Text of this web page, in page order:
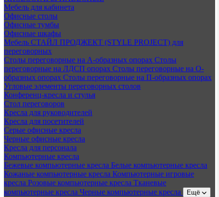
Мебель для кабинета
Офисные столы
Офисные тумбы
Офисные шкафы
Мебель СТАЙЛ ПРОДЖЕКТ (STYLE PROJECT) для
переговорных
Столы переговорные на А-образных опорах Столы
переговорные на ЛДСП опорах Столы переговорные на О-
образных опорах Столы переговорные на П-образных опорах
Угловые элементы переговорных столов
Конференц-кресла и стулья
Стол переговоров
Кресла для руководителей
Кресла для посетителей
Серые офисные кресла
Черные офисные кресла
Кресла для персонала
Компьютерные кресла
Бежевые компьютерные кресла Белые компьютерные кресла
Кожаные компьютерные кресла Компьютерные игровые
кресла Розовые компьютерные кресла Тканевые
компьютерные кресла Черные компьютерные кресла Ещё